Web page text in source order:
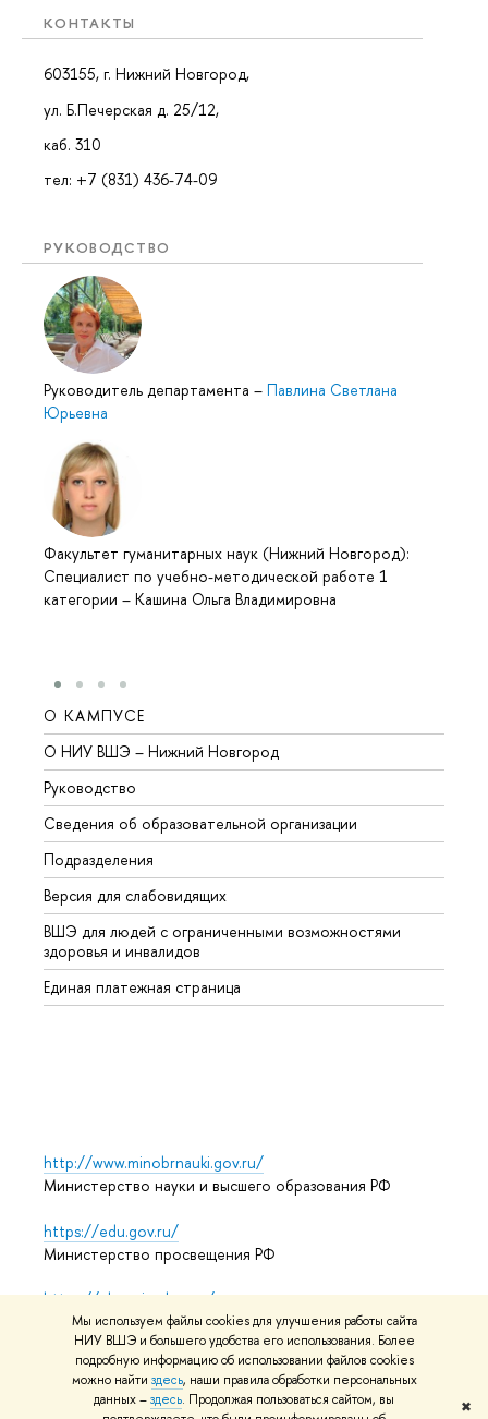
Мы используем файлы cookies для улучшения работы сайта
НИУ ВШЭ и большего удобства его использования. Более
подробную информацию об использовании файлов cookies
можно найти здесь, наши правила обработки персональных
данных –здесь. Продолжая пользоваться сайтом, вы
✖
КОНТАКТЫ
603155, г. Нижний Новгород,
ул. Б.Печерская д. 25/12,
каб. 310
тел: +7 (831) 436-74-09
РУКОВОДСТВО
Руководитель департамента – Павлина Светлана
Юрьевна
Факультет гуманитарных наук (Нижний Новгород):
Специалист по учебно-методической работе 1
категории – Кашина Ольга Владимировна
О КАМПУСЕ
О НИУ ВШЭ – Нижний Новгород
Руководство
Сведения об образовательной организации
Подразделения
Версия для слабовидящих
ВШЭ для людей с ограниченными возможностями
здоровья и инвалидов
Единая платежная страница
http://www.minobrnauki.gov.ru/
Министерство науки и высшего образования РФ
https://edu.gov.ru/
Министерство просвещения РФ
https://elearning.hse.ru/mooc
Массовые открытые онлайн-курсы
© НИУ ВШЭ 1993–2026 Адреса и контактыУсловия